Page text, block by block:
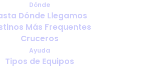
Dónde
Dónde Llegamos
Más Frequentes
Cruceros
Ayuda
Tipos de Equipos